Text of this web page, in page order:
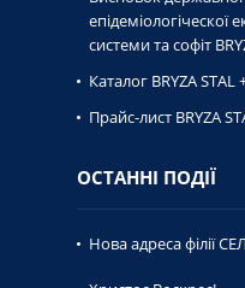
епiдемiологiческої
системи та софіт
Каталог BRYZA STAL
Прайс-лист BRYZA
ОСТАННІ ПОДІЇ
Нова адреса філії